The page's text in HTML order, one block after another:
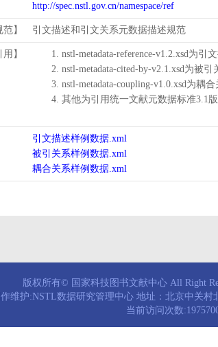
http://spec.nstl.gov.cn/namespace/ref
】 引文描述和引文关系元数据描述规范
】
1. nstl-metadata-reference-v1.2.xsd为引
2. nstl-metadata-cited-by-v2.1.xsd为被引
3. nstl-metadata-coupling-v1.0.xsd为耦合
4. 其他为引用统一文献元数据标准3.1版
引文描述样例数据.xml
被引关系样例数据.xml
耦合关系样例数据.xml
版权所有© 国家科技图书文献中心 All Right
维护:NSTL数据研究管理中心 地址：北京中关村
当前访问次数